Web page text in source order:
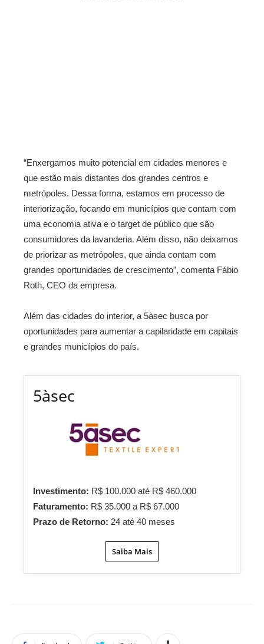
“Enxergamos muito potencial em cidades menores e
que estão mais distantes dos grandes centros e
metrópoles. Dessa forma, estamos em processo de
interiorização, focando em municípios que contam com
uma economia ativa e o target de público que são
consumidores da lavanderia. Além disso, não deixamos
de priorizar as metrópoles, que ainda contam com
grandes oportunidades de crescimento”, comenta Fábio
Roth, CEO da empresa.
Além das cidades do interior, a 5àsec busca por
oportunidades para aumentar a capilaridade em capitais
e grandes municípios do país.
5àsec
Investimento: R$ 100.000 até R$ 460.000
Faturamento: R$ 35.000 a R$ 67.000
Prazo de Retorno: 24 até 40 meses
Saiba Mais